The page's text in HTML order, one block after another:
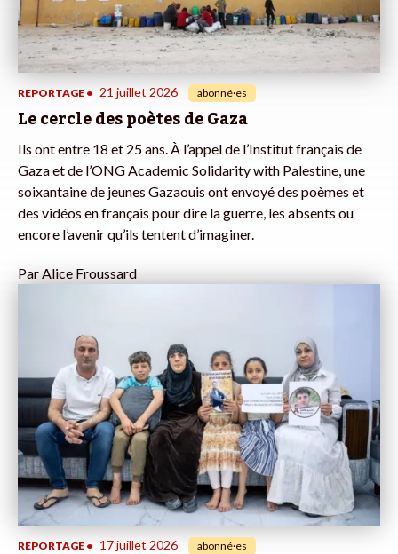
REPORTAGE • 21 juillet 2026 abonné·es
Le cercle des poètes de Gaza
Ils ont entre 18 et 25 ans. À l’appel de l’Institut français de
Gaza et de l’ONG Academic Solidarity with Palestine, une
soixantaine de jeunes Gazaouis ont envoyé des poèmes et
des vidéos en français pour dire la guerre, les absents ou
encore l’avenir qu’ils tentent d’imaginer.
ParAlice Froussard
REPORTAGE • 17 juillet 2026 abonné·es